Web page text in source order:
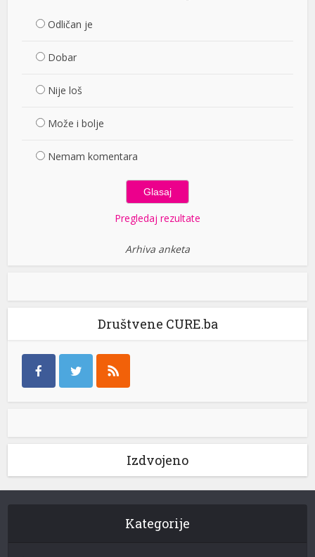
Odličan je
Dobar
Nije loš
Može i bolje
Nemam komentara
Pregledaj rezultate
Arhiva anketa
Društvene CURE.ba
Izdvojeno
Kategorije